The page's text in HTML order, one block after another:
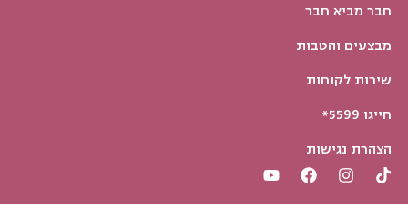
חבר מביא חבר
מבצעים והטבות
שירות לקוחות
חייגו 5599*
הצהרת נגישות